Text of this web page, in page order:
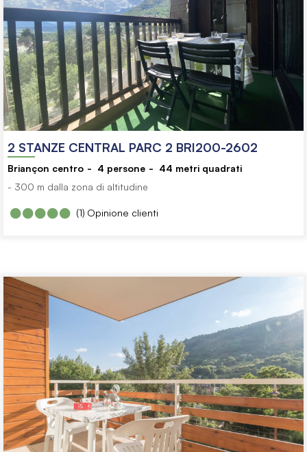
2 STANZE CENTRAL PARC 2 BRI200-2602
Briançon centro 4 persone 44 metri quadrati
- 300 m dalla zona di altitudine
Opinione clienti
(1)